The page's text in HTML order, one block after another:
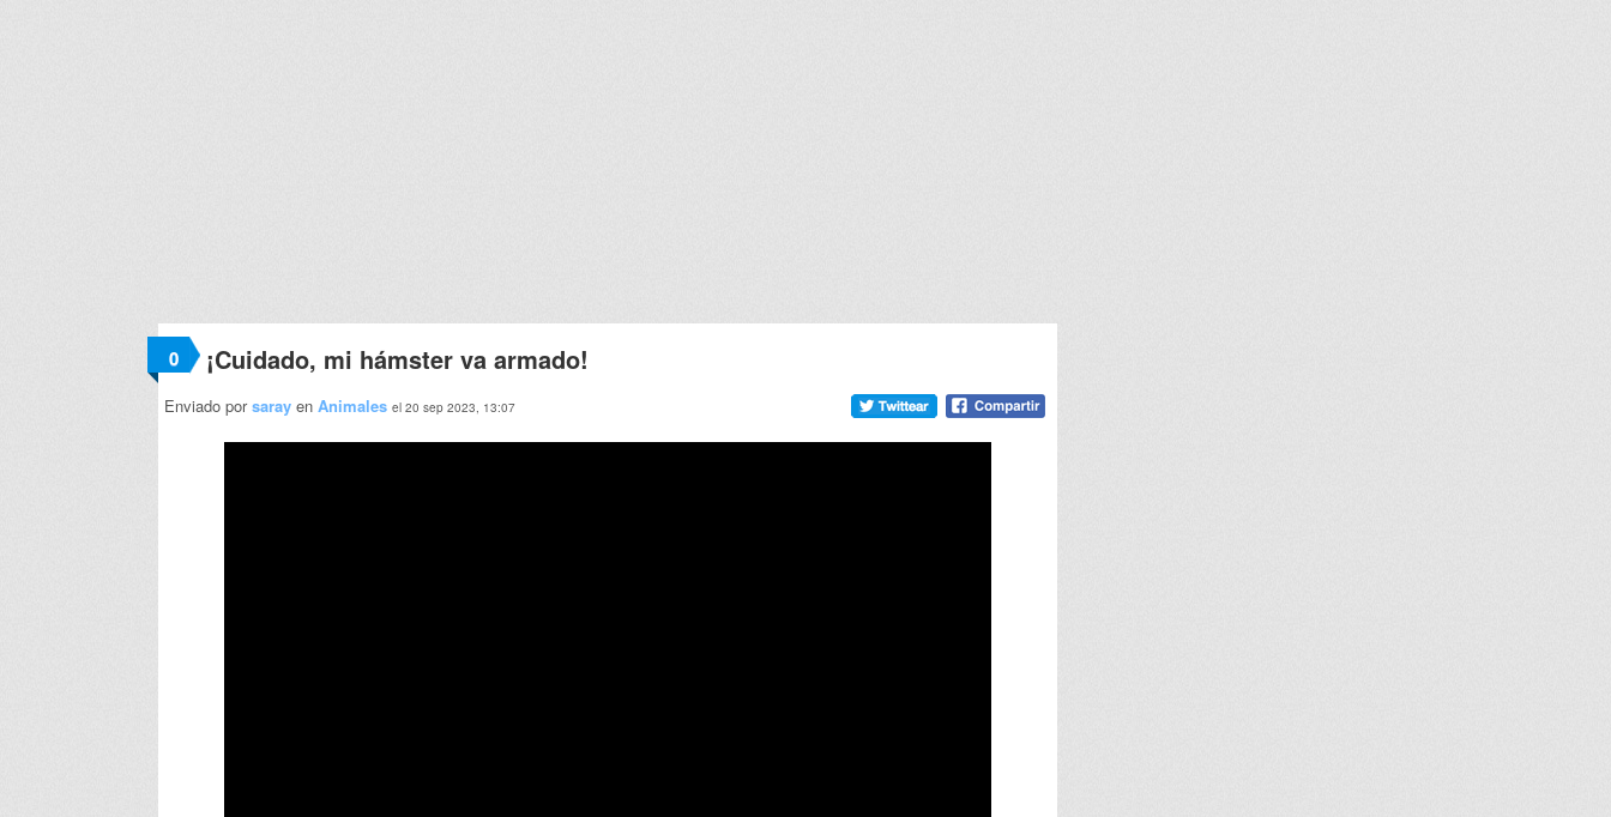
0 ¡Cuidado, mi hámster va armado!
Enviado porsaray en Animales el 20 sep 2023, 13:07